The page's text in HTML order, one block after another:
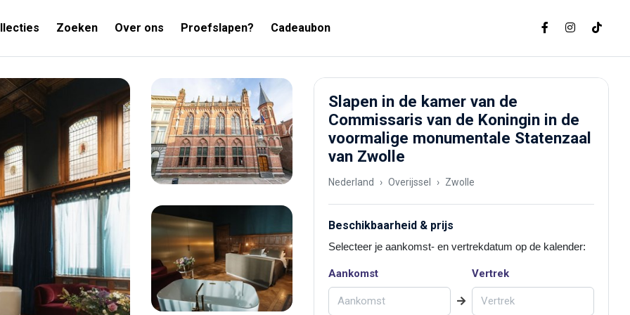
Zoeken Over ons Proefslapen? Cadeaubon
Slapen in de kamer van de
Commissaris van de Koningin in de
voormalige monumentale Statenzaal
van Zwolle
Nederland Overijssel Zwolle
Beschikbaarheid & prijs
Selecteer je aankomst- en vertrekdatum op de kalender:
Aankomst Vertrek